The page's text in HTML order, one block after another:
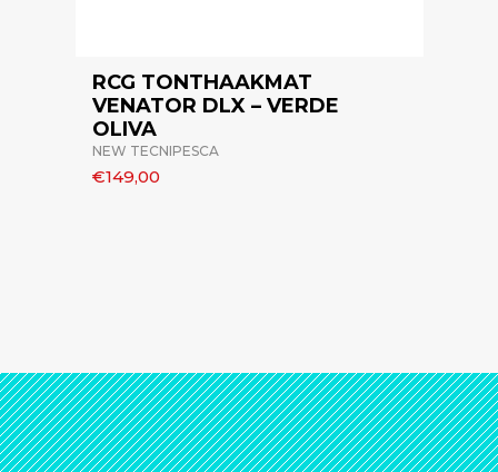
RCG TONTHAAKMAT
VENATOR DLX – VERDE
OLIVA
NEW TECNIPESCA
€149,00